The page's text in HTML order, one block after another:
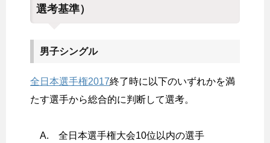
選考基準）
男子シングル
全日本選手権2017終了時に以下のいずれかを満
たす選手から総合的に判断して選考。
A. 全日本選手権大会10位以内の選手